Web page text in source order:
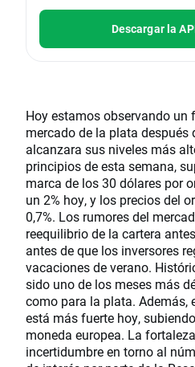
Descargar la
Hoy estamos observando un
mercado de la plata después
alcanzara sus niveles más
principios de esta semana,
marca de los 30 dólares por
un 2% hoy, y los precios del
0,7%. Los rumores del
reequilibrio de la cartera
antes de que los inversores
vacaciones de verano.
sido uno de los meses más
como para la plata. Además,
está más fuerte hoy,
moneda europea. La
incertidumbre en torno al